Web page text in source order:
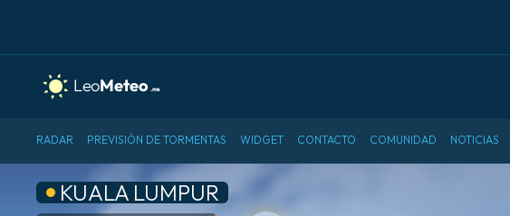
RADAR PREVISIÓN DE TORMENTAS WIDGET CONTACTO COMUNIDAD NOTICIAS
KUALA LUMPUR